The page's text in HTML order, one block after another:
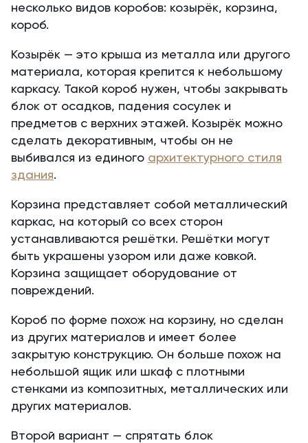
несколько видов коробов: козырёк, корзина,
короб.
Козырёк — это крыша из металла или другого
материала, которая крепится к небольшому
каркасу. Такой короб нужен, чтобы закрывать
блок от осадков, падения сосулек и
предметов с верхних этажей. Козырёк можно
сделать декоративным, чтобы он не
выбивался из единого архитектурного стиля
здания.
Корзина представляет собой металлический
каркас, на который со всех сторон
устанавливаются решётки. Решётки могут
быть украшены узором или даже ковкой.
Корзина защищает оборудование от
повреждений.
Короб по форме похож на корзину, но сделан
из других материалов и имеет более
закрытую конструкцию. Он больше похож на
небольшой ящик или шкаф с плотными
стенками из композитных, металлических или
других материалов.
Второй вариант — спрятать блок